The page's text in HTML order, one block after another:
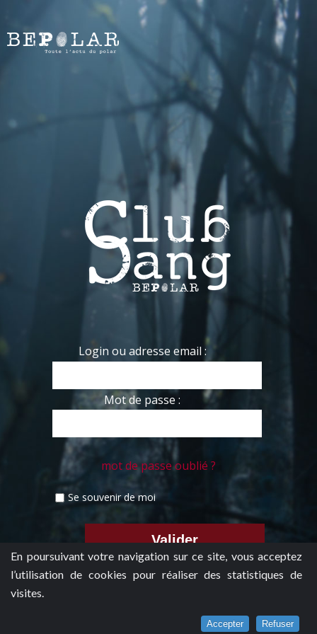
En poursuivant votre navigation sur ce site, vous acceptez
l’utilisation de cookies pour réaliser des statistiques de
visites.
Accepter Refuser
Login ou adresse email :
Mot de passe :
mot de passe oublié ?
Se souvenir de moi